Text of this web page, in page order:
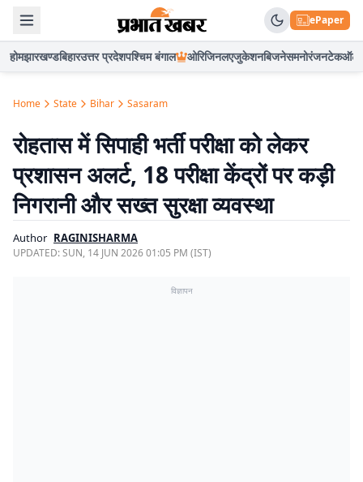
ePaper
होमझारखण्डबिहारउत्तर प्रदेशपश्चिम बंगाल ओरिजिनलएजुकेशनबिजनेसमनोरंजनटेकऑटो
Home State Bihar Sasaram
रोहतास में सिपाही भर्ती परीक्षा को लेकर
प्रशासन अलर्ट, 18 परीक्षा केंद्रों पर कड़ी
निगरानी और सख्त सुरक्षा व्यवस्था
Author RAGINISHARMA
UPDATED:SUN, 14 JUN 2026 01:05 PM (IST)
विज्ञापन